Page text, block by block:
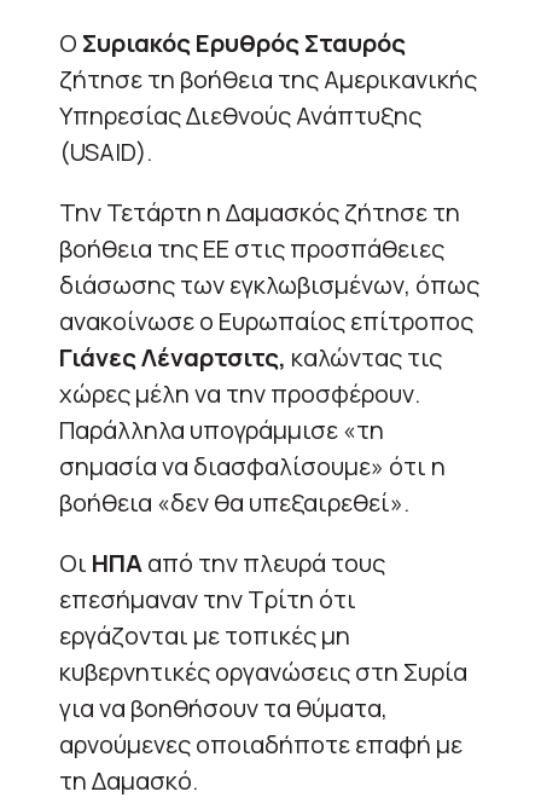
Ο Συριακός Ερυθρός Σταυρός
ζήτησε τη βοήθεια της Αμερικανικής
Υπηρεσίας Διεθνούς Ανάπτυξης
(USAID).
Την Τετάρτη η Δαμασκός ζήτησε τη
βοήθεια της ΕΕ στις προσπάθειες
διάσωσης των εγκλωβισμένων, όπως
ανακοίνωσε ο Ευρωπαίος επίτροπος
Γιάνες Λέναρτσιτς, καλώντας τις
χώρες μέλη να την προσφέρουν.
Παράλληλα υπογράμμισε «τη
σημασία να διασφαλίσουμε» ότι η
βοήθεια «δεν θα υπεξαιρεθεί».
Οι ΗΠΑαπό την πλευρά τους
επεσήμαναν την Τρίτη ότι
εργάζονται με τοπικές μη
κυβερνητικές οργανώσεις στη Συρία
για να βοηθήσουν τα θύματα,
αρνούμενες οποιαδήποτε επαφή με
τη Δαμασκό.